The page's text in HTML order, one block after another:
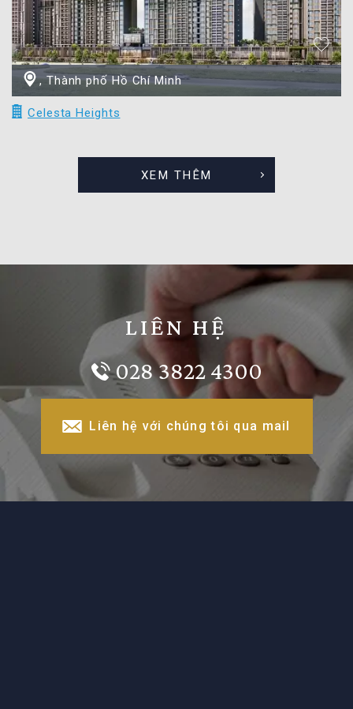
, Thành phố Hồ Chí Minh
Celesta Heights
XEM THÊM
LIÊN HỆ
028 3822 4300
Liên hệ với chúng tôi qua mail